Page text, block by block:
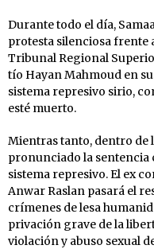
Durante todo el día,
protesta silenciosa frente
Tribunal Regional
tío Hayan Mahmoud en
sistema represivo sirio,
esté muerto.
Mientras tanto, dentro de
pronunciado la
sistema represivo. El ex
Anwar Raslan pasará el
crímenes de lesa
privación grave de la
violación y abuso sexual